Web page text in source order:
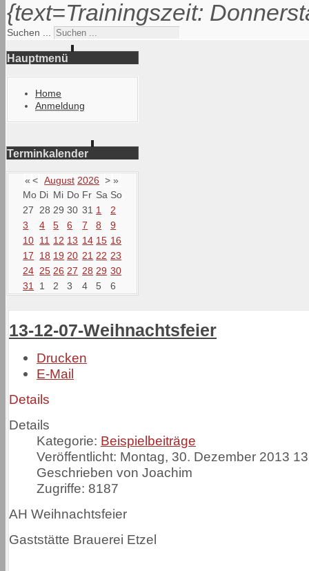
{text=Trainingszeit:
Suchen ...
Hauptmenü
Home
Anmeldung
Terminkalender
« < August 2026 > »
Mo Di Mi Do Fr Sa So
27
28 29 30 31 1
2
3
4 5 6 7 8
9
10 11 12 13 14 15 16
17
18 19 20 21 22 23
24 25 26 27 28 29 30
31
1 2 3 4 5 6
13-12-07-Weihnachtsfeier
Drucken
E-Mail
Details
Details
Kategorie: Beispielbeiträge
Veröffentlicht: Montag, 30. Dezember 2013
Geschrieben von Joachim
Zugriffe: 8187
AH Weihnachtsfeier
Gaststätte Brauerei Etzel